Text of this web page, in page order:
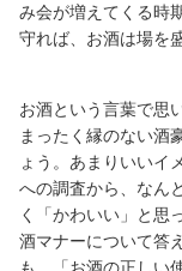
み会が増えてくる時
守れば、お酒は場を
お酒という言葉で思
まったく縁のない酒
ょう。 あまりいいイ
への調査から、なん
く「かわいい」と思
酒マナーについて答